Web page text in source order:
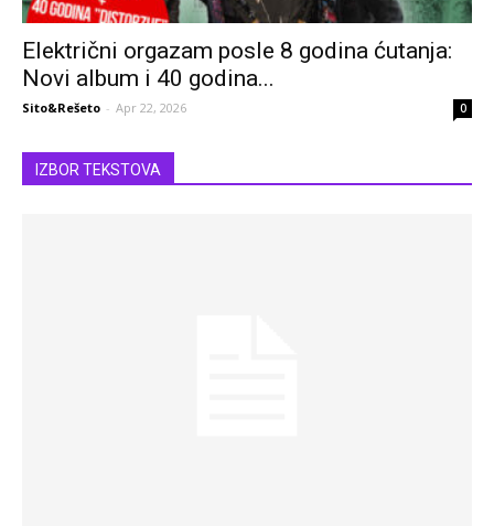
Električni orgazam posle 8 godina ćutanja:
Novi album i 40 godina...
Sito&Rešeto - Apr 22, 2026 0
IZBOR TEKSTOVA